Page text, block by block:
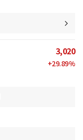
3,020
+29.89%